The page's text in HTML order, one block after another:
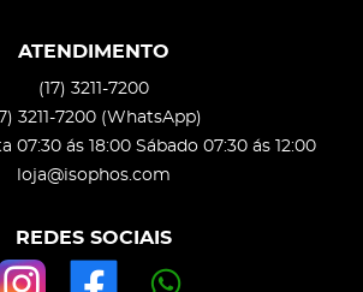
ATENDIMENTO
(17) 3211-7200
3211-7200 (WhatsApp)
07:30 ás 18:00 Sábado 07:30 ás 12:00
loja@isophos.com
REDES SOCIAIS